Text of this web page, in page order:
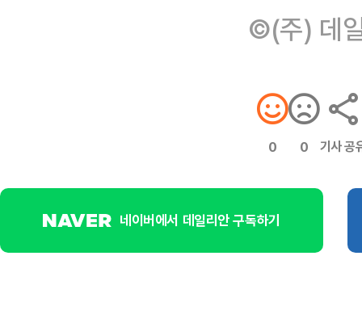
©(주) 데
0 0 기사 공
네이버에서 데일리안 구독하기